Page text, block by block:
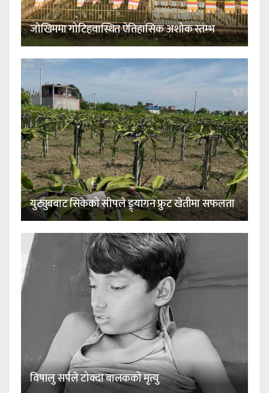
जोखिममा गोटिहवास्थित ऐतिहासिक अशोक स्तम्भ
युट्युबबाट सिकेको सीपले ड्र्यागन फ्रुट खेतीमा सफलता
विषालु सर्पले टोक्दा बालकको मृत्यु